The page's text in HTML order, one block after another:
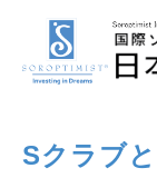
Sクラブ